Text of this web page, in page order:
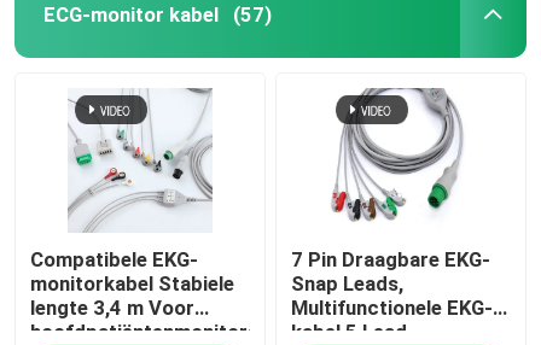
ECG-monitor kabel (57)
Compatibele EKG-
monitorkabel Stabiele
lengte 3,4 m Voor
hoofdpatiëntenmonitors
7 Pin Draagbare EKG-
Snap Leads,
Multifunctionele EKG-
kabel 5 Lead